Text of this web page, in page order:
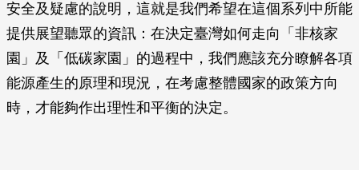
安全及疑慮的說明，這就是我們希望在這個系列中所能
提供展望聽眾的資訊：在決定臺灣如何走向「非核家
園」及「低碳家園」的過程中，我們應該充分瞭解各項
能源產生的原理和現況，在考慮整體國家的政策方向
時，才能夠作出理性和平衡的決定。